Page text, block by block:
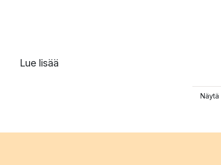
Lue lisää
Näytä